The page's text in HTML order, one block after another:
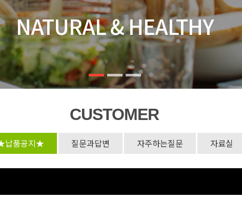
NATURAL & HEALTHY
CUSTOMER
품공지★ 질문과답변 자주하는질문 자료실